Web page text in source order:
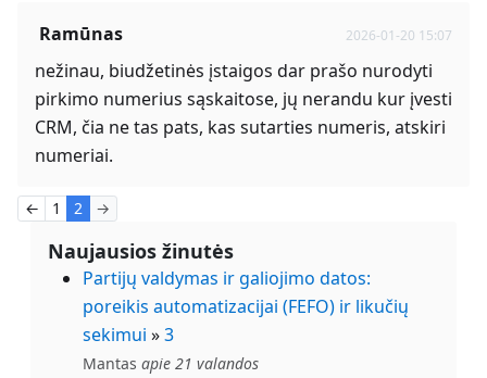
Ramūnas 2026-01-20 15:07
nežinau, biudžetinės įstaigos dar prašo nurodyti
pirkimo numerius sąskaitose, jų nerandu kur įvesti
CRM, čia ne tas pats, kas sutarties numeris, atskiri
numeriai.
← 1 2 →
Naujausios žinutės
Partijų valdymas ir galiojimo datos:
poreikis automatizacijai (FEFO) ir likučių
sekimui »3
Mantas apie 21 valandos